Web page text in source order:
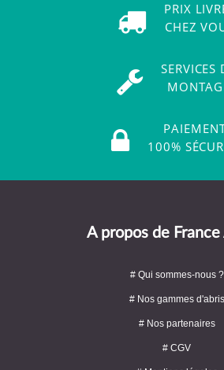
PRIX
CHEZ
SERVICES
100%
A propos de France
# Qui sommes-nous ?
# Nos gammes d'abris
# Nos partenaires
# CGV